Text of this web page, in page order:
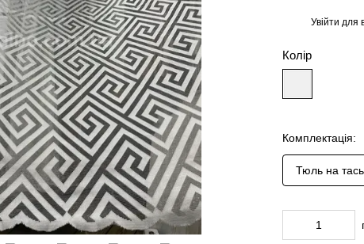
Увійти для
Колір
Комплектація:
Тюль на